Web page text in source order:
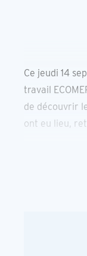
Ce jeudi 14
travail
de découvrir
ont eu lieu,